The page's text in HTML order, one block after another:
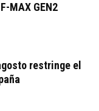
MAX GEN2
restringe el